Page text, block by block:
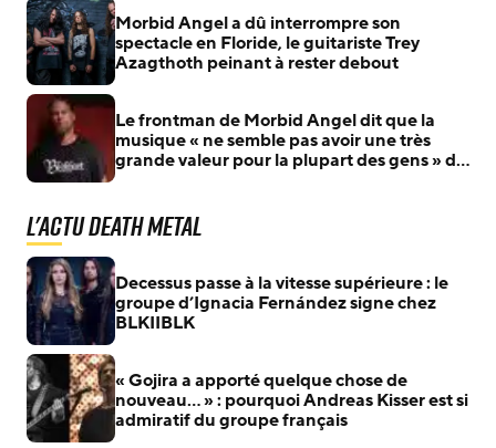
Morbid Angel a dû interrompre son
spectacle en Floride, le guitariste Trey
Azagthoth peinant à rester debout
Le frontman de Morbid Angel dit que la
musique « ne semble pas avoir une très
grande valeur pour la plupart des gens » de
L'actu Death Metal
Decessus passe à la vitesse supérieure : le
groupe d’Ignacia Fernández signe chez
BLKIIBLK
« Gojira a apporté quelque chose de
nouveau… » : pourquoi Andreas Kisser est si
admiratif du groupe français